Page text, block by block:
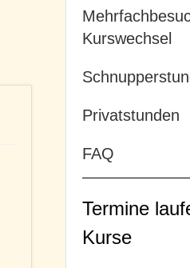
Kurswechsel
Privatstunden
FAQ
Termine
Kurse